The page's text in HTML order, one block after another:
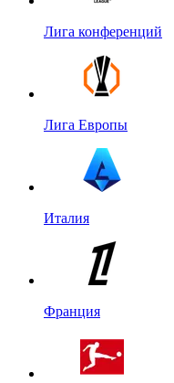
Лига конференций
Лига Европы
Италия
Франция